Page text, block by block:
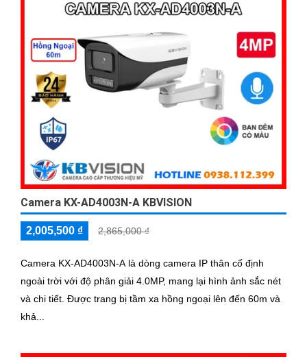
Camera KX-AD4003N-A KBVISION
2,005,500 ₫ 2,865,000 ₫
Camera KX-AD4003N-A là dòng camera IP thân cố định
ngoài trời với độ phân giải 4.0MP, mang lại hình ảnh sắc nét
và chi tiết. Được trang bị tầm xa hồng ngoại lên đến 60m và
khả...